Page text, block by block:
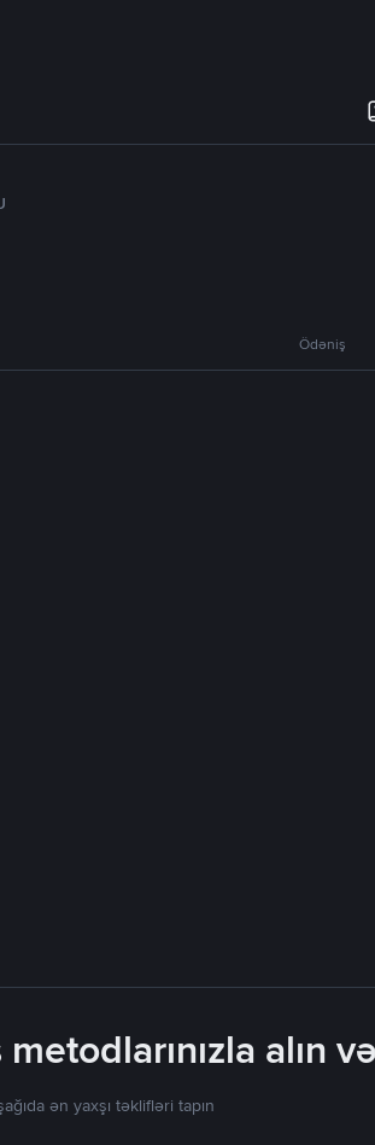
Ödəniş
alın
ən yaxşı təklifləri tapın